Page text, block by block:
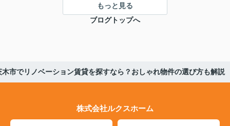
もっと見る
ブログトップへ
木市でリノベーション賃貸を探すなら？おしゃれ物件の選び方も解説
株式会社ルクスホーム